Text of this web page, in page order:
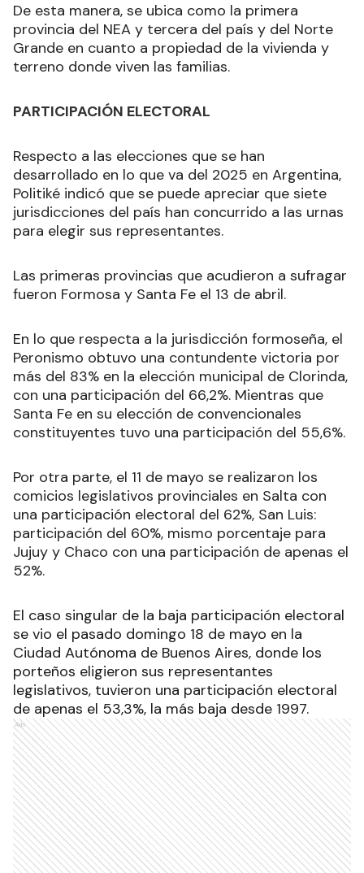
De esta manera, se ubica como la primera
provincia del NEA y tercera del país y del Norte
Grande en cuanto a propiedad de la vivienda y
terreno donde viven las familias.
PARTICIPACIÓN ELECTORAL
Respecto a las elecciones que se han
desarrollado en lo que va del 2025 en Argentina,
Politiké indicó que se puede apreciar que siete
jurisdicciones del país han concurrido a las urnas
para elegir sus representantes.
Las primeras provincias que acudieron a sufragar
fueron Formosa y Santa Fe el 13 de abril.
En lo que respecta a la jurisdicción formoseña, el
Peronismo obtuvo una contundente victoria por
más del 83% en la elección municipal de Clorinda,
con una participación del 66,2%. Mientras que
Santa Fe en su elección de convencionales
constituyentes tuvo una participación del 55,6%.
Por otra parte, el 11 de mayo se realizaron los
comicios legislativos provinciales en Salta con
una participación electoral del 62%, San Luis:
participación del 60%, mismo porcentaje para
Jujuy y Chaco con una participación de apenas el
52%.
El caso singular de la baja participación electoral
se vio el pasado domingo 18 de mayo en la
Ciudad Autónoma de Buenos Aires, donde los
porteños eligieron sus representantes
legislativos, tuvieron una participación electoral
de apenas el 53,3%, la más baja desde 1997.
Ads